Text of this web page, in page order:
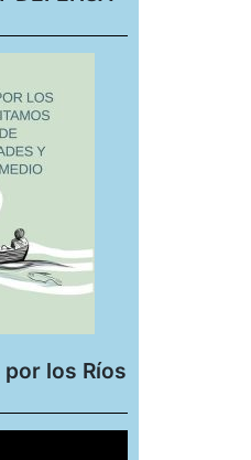
por los Ríos